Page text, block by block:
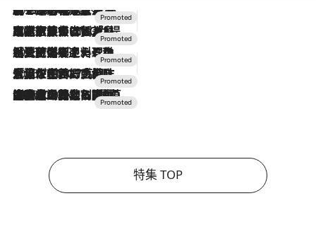
2026.8.7
【トンボの足水浴】ヒノキの香りに包まれて涼感マックス！約13℃の湧水かけ流しを避暑地「星野温泉 トンボの湯」で体験
2026.7.31
【ホテル帰省】という選択肢をOMOが提案。家族とほどよい距離を保つには「昼は実家、夜は気兼ねなくホテルで！」
2026.7.24
【夏限定ディナーコース】旬を迎える稚鮎や花ズッキーニなどをイタリア・トスカーナの郷土料理の手法で満喫！
2026.7.17
「土佐和ハーブかき氷」がOMO7高知に登場！生姜、山椒、大葉など目にも舌にも涼を呼ぶ郷土の味
2026.7.10
NEW OPEN！【界 草津】名湯の地に誕生。趣の異なる2種の温泉と上州ならではの会席・蕎麦割烹など美食を味わう究極の癒やし旅
特集 TOP